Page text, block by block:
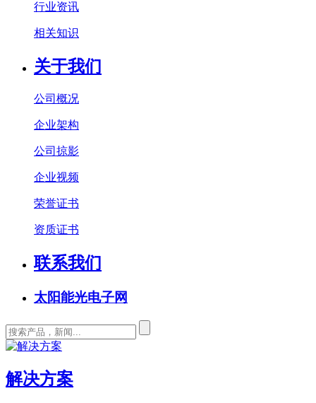
行业资讯
相关知识
关于我们
公司概况
企业架构
公司掠影
企业视频
荣誉证书
资质证书
联系我们
太阳能光电子网
解决方案